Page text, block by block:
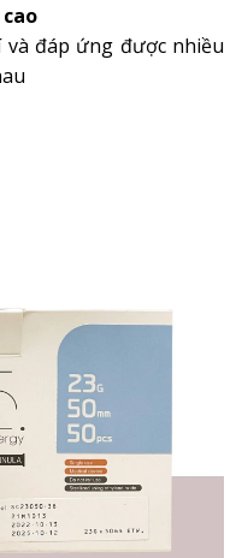
đáp ứng được nhiều